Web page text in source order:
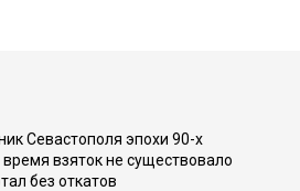
Севастополя эпохи 90-х
взяток не существовало
без откатов